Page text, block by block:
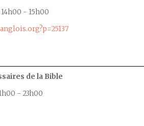
14h00 - 15h00
de la Bible
- 23h00